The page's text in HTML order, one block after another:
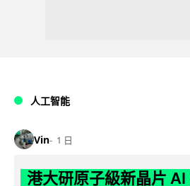
人工智能
Vin 1 日
港大研原子級新晶片